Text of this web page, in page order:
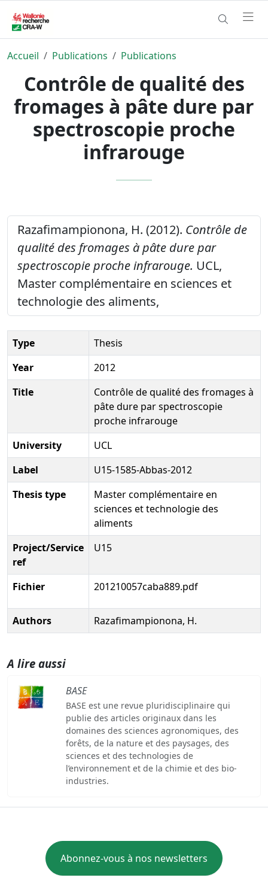
Accueil Publications Publications
Contrôle de qualité des
fromages à pâte dure par
spectroscopie proche
infrarouge
Razafimampionona, H. (2012). Contrôle de
qualité des fromages à pâte dure par
spectroscopie proche infrarouge. UCL,
Master complémentaire en sciences et
technologie des aliments,
Type
Thesis
Year
2012
Title
Contrôle de qualité des fromages à
pâte dure par spectroscopie
proche infrarouge
University
UCL
Label
U15-1585-Abbas-2012
Thesis type
Master complémentaire en
sciences et technologie des
aliments
Project/Service
ref
U15
Fichier 201210057caba889.pdf
Authors Razafimampionona, H.
A lire aussi
BASE
BASE est une revue pluridisciplinaire qui
publie des articles originaux dans les
domaines des sciences agronomiques, des
forêts, de la nature et des paysages, des
sciences et des technologies de
l’environnement et de la chimie et des bio-
industries.
Abonnez-vous à nos newsletters